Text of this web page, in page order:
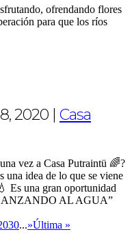
ofrendando flores
para que los ríos
2020 | Casa
vez a Casa Putraintü 🌈?
una idea de lo que se viene
Es una gran oportunidad
AL AGUA”
30...»Última »